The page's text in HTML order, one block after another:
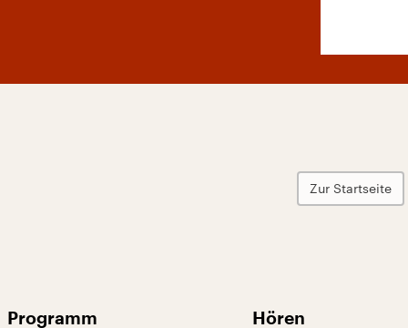
Zur Startseite
Programm Hören